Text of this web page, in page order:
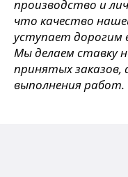
производство и
что качество
уступает дорогим
Мы делаем ставку
принятых заказов,
выполнения работ.